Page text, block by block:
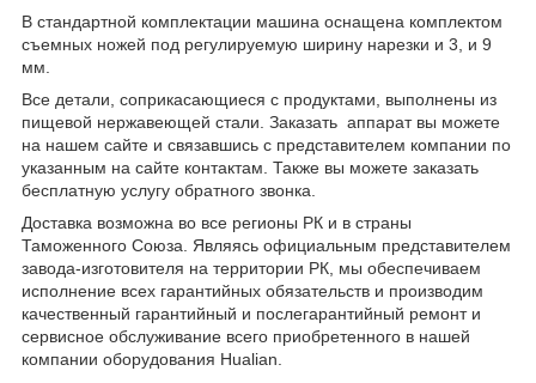
В стандартной комплектации машина оснащена комплектом
съемных ножей под регулируемую ширину нарезки и 3, и 9
мм.
Все детали, соприкасающиеся с продуктами, выполнены из
пищевой нержавеющей стали. Заказать аппарат вы можете
на нашем сайте и связавшись с представителем компании по
указанным на сайте контактам. Также вы можете заказать
бесплатную услугу обратного звонка.
Доставка возможна во все регионы РК и в страны
Таможенного Союза. Являясь официальным представителем
завода-изготовителя на территории РК, мы обеспечиваем
исполнение всех гарантийных обязательств и производим
качественный гарантийный и послегарантийный ремонт и
сервисное обслуживание всего приобретенного в нашей
компании оборудования Hualian.